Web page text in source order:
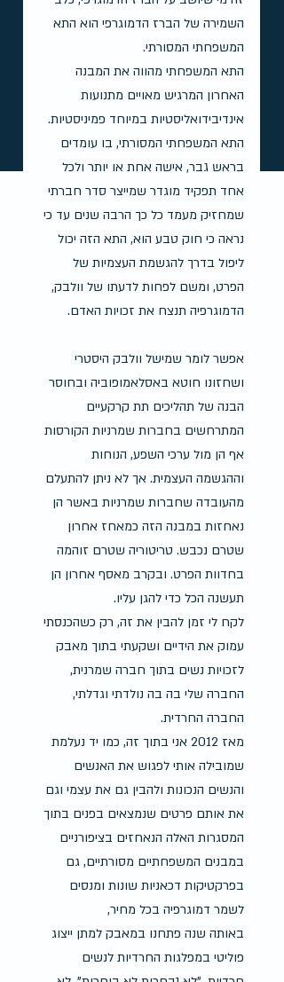
השמירה של הברז הדמוגרפי הוא התא
המשפחתי המסורתי.
התא המשפחתי מהווה את המבנה
האחרון המרגיש מאויים מתנועות
אינדיבידואליסטיות במיוחד פמיניסטיות.
התא המשפחתי המסורתי, בו עומדים
בראש גבר, אישה אחת או יותר ולכל
אחד תפקיד מוגדר שמייצר סדר חברתי
שמחזיק מעמד כל כך הרבה שנים עד כי
נראה כי חוק טבע הוא, התא הזה יכול
ליפול בדרך להגשמת העצמיות של
הפרט, ומשם לפחות לדעתו של וולבק,
הדמוגרפיה תנצח את זכויות האדם.
אפשר לומר שמישל וולבק היסטרי
ושחזונו חוטא באסלאמופוביה ובחוסר
הבנה של תהליכים תת קרקעיים
המתרחשים בחברות שמרניות הקורסות
אף הן מול ערכי השפע, הנוחות
וההגשמה העצמית. אך לא ניתן להתעלם
מהעובדה שחברות שמרניות באשר הן
נאחזות במבנה הזה כמאחז אחרון
שטרם נכבש. טריטוריה שטרם זוהמה
בחדוות הפרט. ובקרב מאסף אחרון הן
תעשנה הכל כדי להגן עליו.
לקח לי זמן להבין את זה, רק כשהכנסתי
עמוק את הידיים ושקעתי בתוך מאבק
לזכויות נשים בתוך חברה שמרנית,
החברה שלי בה בה נולדתי וגדלתי,
החברה החרדית.
מאז 2012 אני בתוך זה, כמו יד נעלמת
שמובילה אותי לפגוש את האנשים
והנשים הנכונות ולהבין גם את עצמי וגם
את אותם פרטים שנמצאים בפנים בתוך
המסגרות האלה הנאחזים בציפורניים
במבנים המשפחתיים מסורתיים, גם
בפרקטיקות דכאניות שונות ומנסים
לשמר דמוגרפיה בכל מחיר,
באותה שנה פתחנו במאבק למתן ייצוג
פוליטי במפלגות החרדיות לנשים